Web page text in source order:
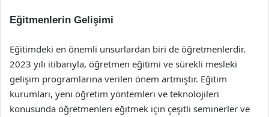
Eğitmenlerin Gelişimi
Eğitimdeki en önemli unsurlardan biri de öğretmenlerdir.
2023 yılı itibarıyla, öğretmen eğitimi ve sürekli mesleki
gelişim programlarına verilen önem artmıştır. Eğitim
kurumları, yeni öğretim yöntemleri ve teknolojileri
konusunda öğretmenleri eğitmek için çeşitli seminerler ve